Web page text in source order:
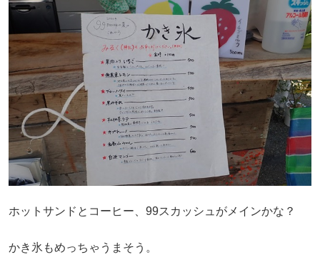
ホットサンドとコーヒー、99スカッシュがメインかな？
かき氷もめっちゃうまそう。